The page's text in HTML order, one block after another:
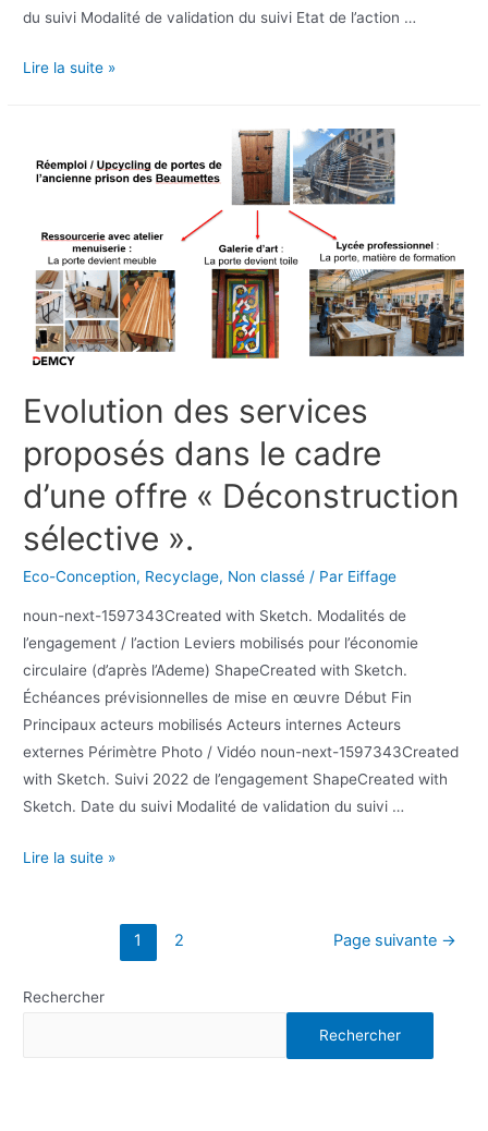
du suivi Modalité de validation du suivi Etat de l’action …
Lire la suite »
Evolution des services
proposés dans le cadre
d’une offre « Déconstruction
sélective ».
Eco-Conception, Recyclage, Non classé / Par Eiffage
noun-next-1597343Created with Sketch. Modalités de
l’engagement / l’action Leviers mobilisés pour l’économie
circulaire (d’après l’Ademe) ShapeCreated with Sketch.
Échéances prévisionnelles de mise en œuvre Début Fin
Principaux acteurs mobilisés Acteurs internes Acteurs
externes Périmètre Photo / Vidéo noun-next-1597343Created
with Sketch. Suivi 2022 de l’engagement ShapeCreated with
Sketch. Date du suivi Modalité de validation du suivi …
Lire la suite »
1 2 Page suivante →
Rechercher
Rechercher